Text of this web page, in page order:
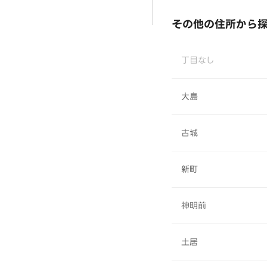
その他の住所から
丁目なし
大島
古城
新町
神明前
土居